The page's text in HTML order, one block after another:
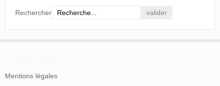
Rechercher
Mentions légales